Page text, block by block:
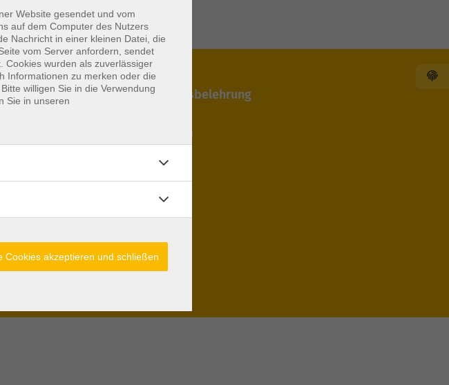
- 17.00 Uhr
AGB´s und Widerrufsbelehrung
Teilnahmebedingungen
Website gesendet und vom
auf dem Computer des Nutzers
Nachricht in einer kleinen Datei, die
vom Server anfordern, sendet
Cookies wurden als zuverlässiger
Informationen zu merken oder die
willigen Sie in die Verwendung
Sie in unseren
Cookies akzeptieren und schließen